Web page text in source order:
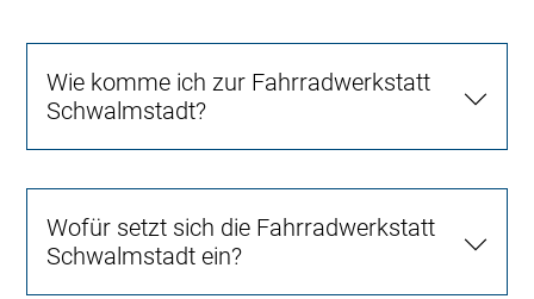
Wie komme ich zur Fahrradwerkstatt
Schwalmstadt?
Wofür setzt sich die Fahrradwerkstatt
Schwalmstadt ein?